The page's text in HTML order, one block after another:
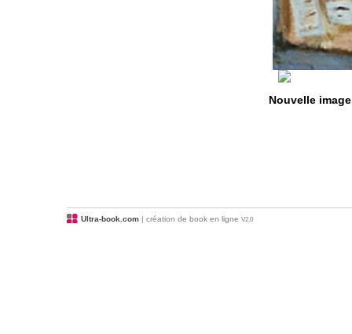
Nouvelle image
Ultra-book.com | création de book en ligne V2.0